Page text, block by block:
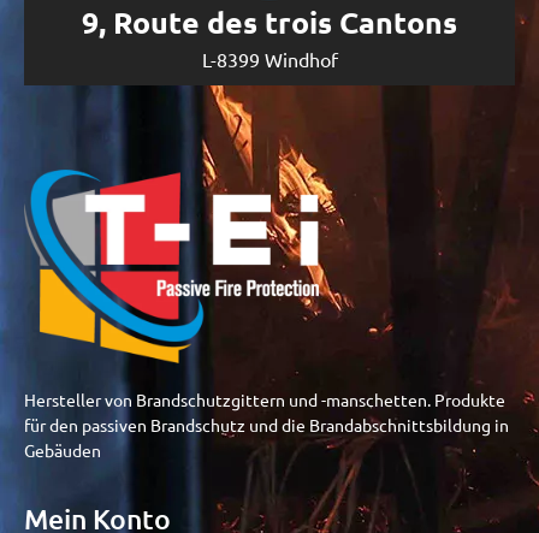
9, Route des trois Cantons
L-8399 Windhof
Hersteller von Brandschutzgittern und -manschetten. Produkte
für den passiven Brandschutz und die Brandabschnittsbildung in
Gebäuden
Mein Konto